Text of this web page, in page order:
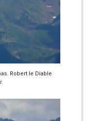
Robert le Diable